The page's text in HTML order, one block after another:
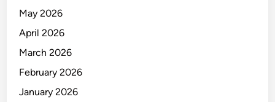
May 2026
April 2026
March 2026
February 2026
January 2026